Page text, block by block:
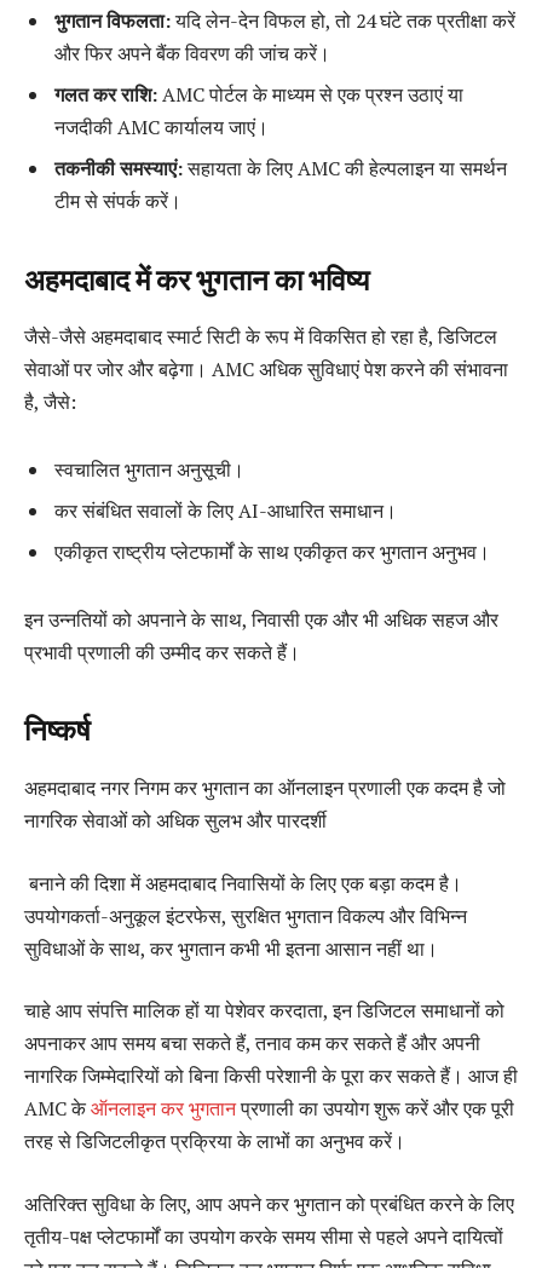
भुगतान विफलता:यदि लेन-देन विफल हो, तो 24 घंटे तक प्रतीक्षा करें
और फिर अपने बैंक विवरण की जांच करें।
गलत कर राशि:AMC पोर्टल के माध्यम से एक प्रश्न उठाएं या
नजदीकी AMC कार्यालय जाएं।
तकनीकी समस्याएं:सहायता के लिए AMC की हेल्पलाइन या समर्थन
टीम से संपर्क करें।
अहमदाबाद में कर भुगतान का भविष्य
जैसे-जैसे अहमदाबाद स्मार्ट सिटी के रूप में विकसित हो रहा है, डिजिटल
सेवाओं पर जोर और बढ़ेगा। AMC अधिक सुविधाएं पेश करने की संभावना
है, जैसे:
स्वचालित भुगतान अनुसूची।
कर संबंधित सवालों के लिए AI-आधारित समाधान।
एकीकृत राष्ट्रीय प्लेटफार्मों के साथ एकीकृत कर भुगतान अनुभव।
इन उन्नतियों को अपनाने के साथ, निवासी एक और भी अधिक सहज और
प्रभावी प्रणाली की उम्मीद कर सकते हैं।
निष्कर्ष
अहमदाबाद नगर निगम कर भुगतान का ऑनलाइन प्रणाली एक कदम है जो
नागरिक सेवाओं को अधिक सुलभ और पारदर्शी
बनाने की दिशा में अहमदाबाद निवासियों के लिए एक बड़ा कदम है।
उपयोगकर्ता-अनुकूल इंटरफेस, सुरक्षित भुगतान विकल्प और विभिन्न
सुविधाओं के साथ, कर भुगतान कभी भी इतना आसान नहीं था।
चाहे आप संपत्ति मालिक हों या पेशेवर करदाता, इन डिजिटल समाधानों को
अपनाकर आप समय बचा सकते हैं, तनाव कम कर सकते हैं और अपनी
नागरिक जिम्मेदारियों को बिना किसी परेशानी के पूरा कर सकते हैं। आज ही
AMC केऑनलाइन कर भुगतानप्रणाली का उपयोग शुरू करें और एक पूरी
तरह से डिजिटलीकृत प्रक्रिया के लाभों का अनुभव करें।
अतिरिक्त सुविधा के लिए, आप अपने कर भुगतान को प्रबंधित करने के लिए
तृतीय-पक्ष प्लेटफार्मों का उपयोग करके समय सीमा से पहले अपने दायित्वों